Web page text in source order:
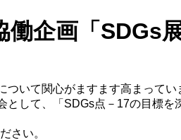
働企画「
いて関心がますます高まって
して、「SDGs点－17の目標
さい。